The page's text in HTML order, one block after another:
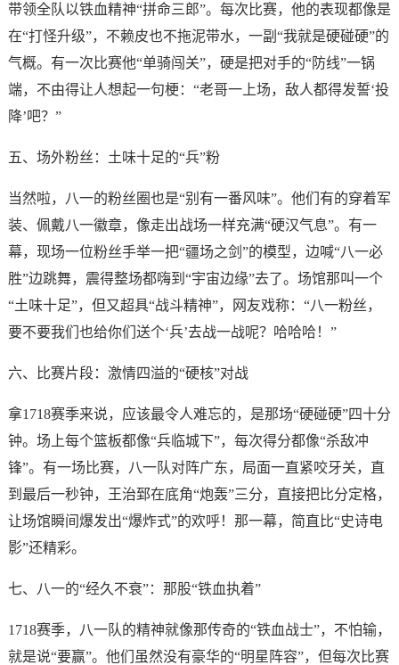
带领全队以铁血精神“拼命三郎”。每次比赛，他的表现都像是
在“打怪升级”，不赖皮也不拖泥带水，一副“我就是硬碰硬”的
气概。有一次比赛他“单骑闯关”，硬是把对手的“防线”一锅
端，不由得让人想起一句梗：“老哥一上场，敌人都得发誓‘投
降’吧？”
五、场外粉丝：土味十足的“兵”粉
当然啦，八一的粉丝圈也是“别有一番风味”。他们有的穿着军
装、佩戴八一徽章，像走出战场一样充满“硬汉气息”。有一
幕，现场一位粉丝手举一把“疆场之剑”的模型，边喊“八一必
胜”边跳舞，震得整场都嗨到“宇宙边缘”去了。场馆那叫一个
“土味十足”，但又超具“战斗精神”，网友戏称：“八一粉丝，
要不要我们也给你们送个‘兵’去战一战呢？哈哈哈！”
六、比赛片段：激情四溢的“硬核”对战
拿1718赛季来说，应该最令人难忘的，是那场“硬碰硬”四十分
钟。场上每个篮板都像“兵临城下”，每次得分都像“杀敌冲
锋”。有一场比赛，八一队对阵广东，局面一直紧咬牙关，直
到最后一秒钟，王治郅在底角“炮轰”三分，直接把比分定格，
让场馆瞬间爆发出“爆炸式”的欢呼！那一幕，简直比“史诗电
影”还精彩。
七、八一的“经久不衰”：那股“铁血执着”
1718赛季，八一队的精神就像那传奇的“铁血战士”，不怕输，
就是说“要赢”。他们虽然没有豪华的“明星阵容”，但每次比赛